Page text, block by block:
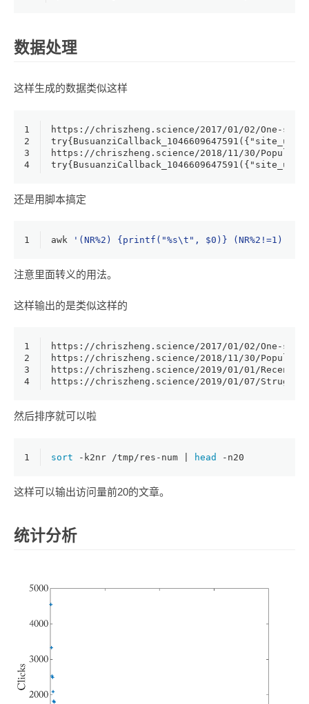
数据处理
这样生成的数据类似这样
1
2
3
4
https://chriszheng.science/2017/01/02/One-
https://chriszheng.science/2018/11/30/
还是用脚本搞定
1 awk '(NR%2) {printf("%s\t", $0)}
注意里面转义的用法。
这样输出的是类似这样的
1
2
3
4
然后排序就可以啦
1 sort -k2nr /tmp/res-num | head -n20
这样可以输出访问量前20的文章。
统计分析